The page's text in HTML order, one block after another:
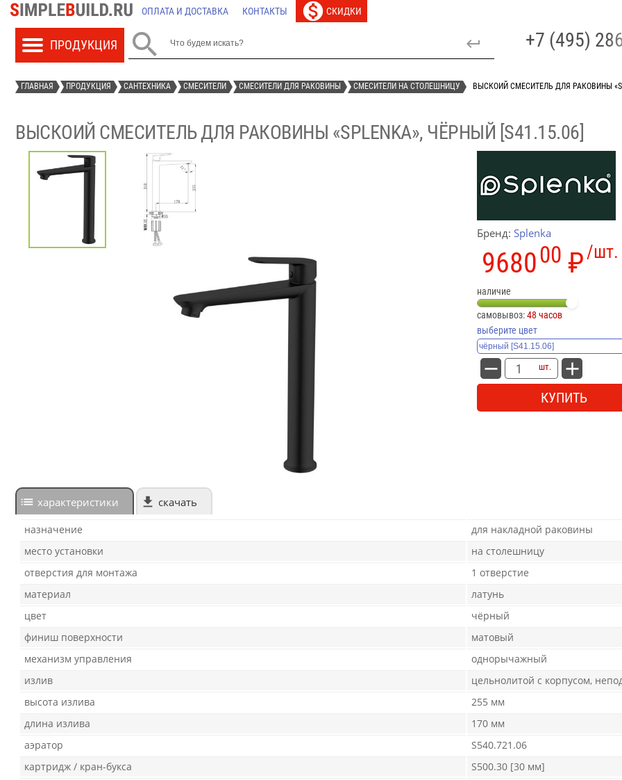
ОПЛАТА И ДОСТАВКА КОНТАКТЫ СКИДКИ
 +7 (495)
ГЛАВНАЯ ПРОДУКЦИЯ САНТЕХНИКА СМЕСИТЕЛИ СМЕСИТЕЛИ ДЛЯ РАКОВИНЫ СМЕСИТЕЛИ НА СТОЛЕШНИЦУ ВЫСКОИЙ СМЕСИТЕЛЬ ДЛЯ РАКОВИНЫ
ВЫСКОИЙ СМЕСИТЕЛЬ ДЛЯ РАКОВИНЫ «SPLENKA», ЧЁРНЫЙ [S41.15.06]
Бренд: Splenka
/шт.
968000 ₽
наличие
самовывоз:48 часов
выберите цвет
шт.
КУПИТЬ
характеристики скачать
назначение
для накладной раковины
место установки
на столешницу
отверстия для монтажа
1 отверстие
материал
латунь
цвет
чёрный
финиш поверхности
матовый
механизм управления
однорычажный
излив
цельнолитой с корпусом,
высота излива
255 мм
длина излива
170 мм
аэратор
S540.721.06
картридж / кран-букса
S500.30 [30 мм]